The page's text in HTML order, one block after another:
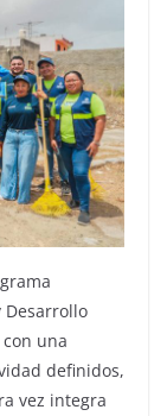
una
definidos,
vez integra